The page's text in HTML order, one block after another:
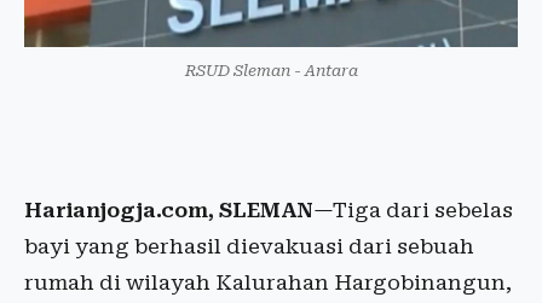
RSUD Sleman - Antara
Harianjogja.com, SLEMAN—Tiga dari sebelas
bayi yang berhasil dievakuasi dari sebuah
rumah di wilayah Kalurahan Hargobinangun,